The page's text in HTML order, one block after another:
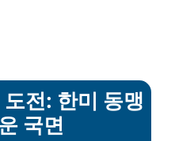
전: 한미 동맹
국면